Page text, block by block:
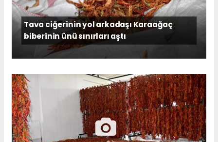
Tava ciğerinin yol arkadaşı Karaağaç
biberinin ünü sınırları aştı